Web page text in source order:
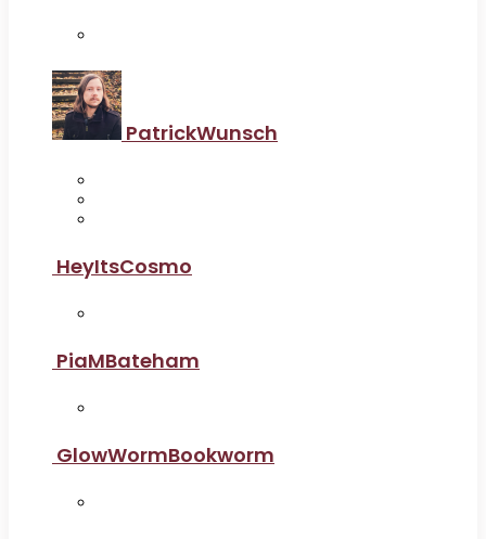
PatrickWunsch
HeyItsCosmo
PiaMBateham
GlowWormBookworm